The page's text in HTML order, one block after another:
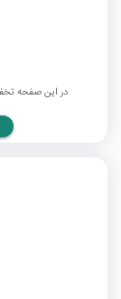
در این صفحه